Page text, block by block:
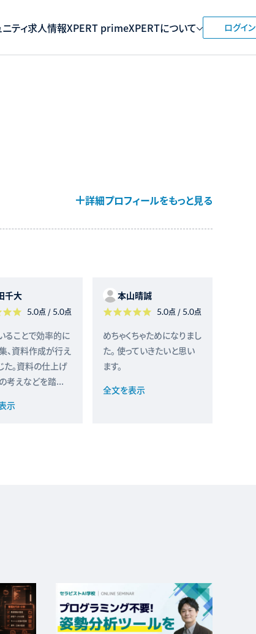
ティ求人情報XPERT primeXPERTについて ログイン
詳細プロフィールをもっと見る
千大
5.0点 / 5.0点
ることで効率的に
、資料作成が行え
た。資料の仕上げ
考えなどを踏...
示
本山晴誠
5.0点 / 5.0点
めちゃくちゃためになりまし
た。 使っていきたいと思い
ます。
全文を表示